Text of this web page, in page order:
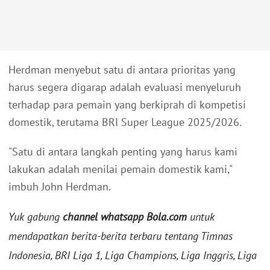
Herdman menyebut satu di antara prioritas yang
harus segera digarap adalah evaluasi menyeluruh
terhadap para pemain yang berkiprah di kompetisi
domestik, terutama BRI Super League 2025/2026.
"Satu di antara langkah penting yang harus kami
lakukan adalah menilai pemain domestik kami,"
imbuh John Herdman.
Yuk gabung channel whatsapp Bola.com untuk
mendapatkan berita-berita terbaru tentang Timnas
Indonesia, BRI Liga 1, Liga Champions, Liga Inggris, Liga